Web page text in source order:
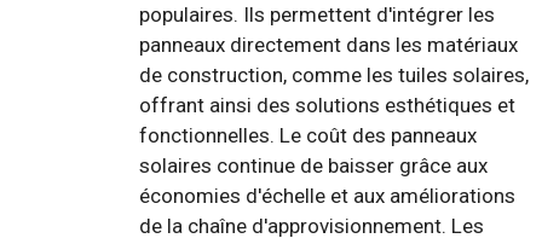
populaires. Ils permettent d'intégrer les
panneaux directement dans les matériaux
de construction, comme les tuiles solaires,
offrant ainsi des solutions esthétiques et
fonctionnelles. Le coût des panneaux
solaires continue de baisser grâce aux
économies d'échelle et aux améliorations
de la chaîne d'approvisionnement. Les